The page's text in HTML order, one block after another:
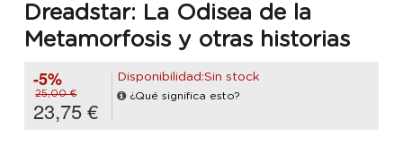
Dreadstar: La Odisea de la
Metamorfosis y otras historias
-5%
25,00 €
23,75 €
Disponibilidad:Sin stock
¿Qué significa esto?